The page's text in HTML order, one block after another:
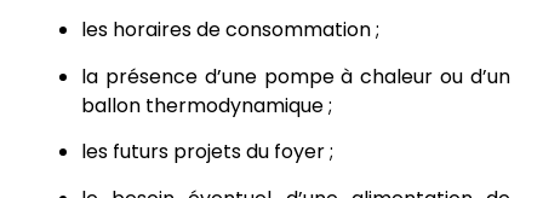
les horaires de consommation ;
la présence d’une pompe à chaleur ou d’un
ballon thermodynamique ;
les futurs projets du foyer ;